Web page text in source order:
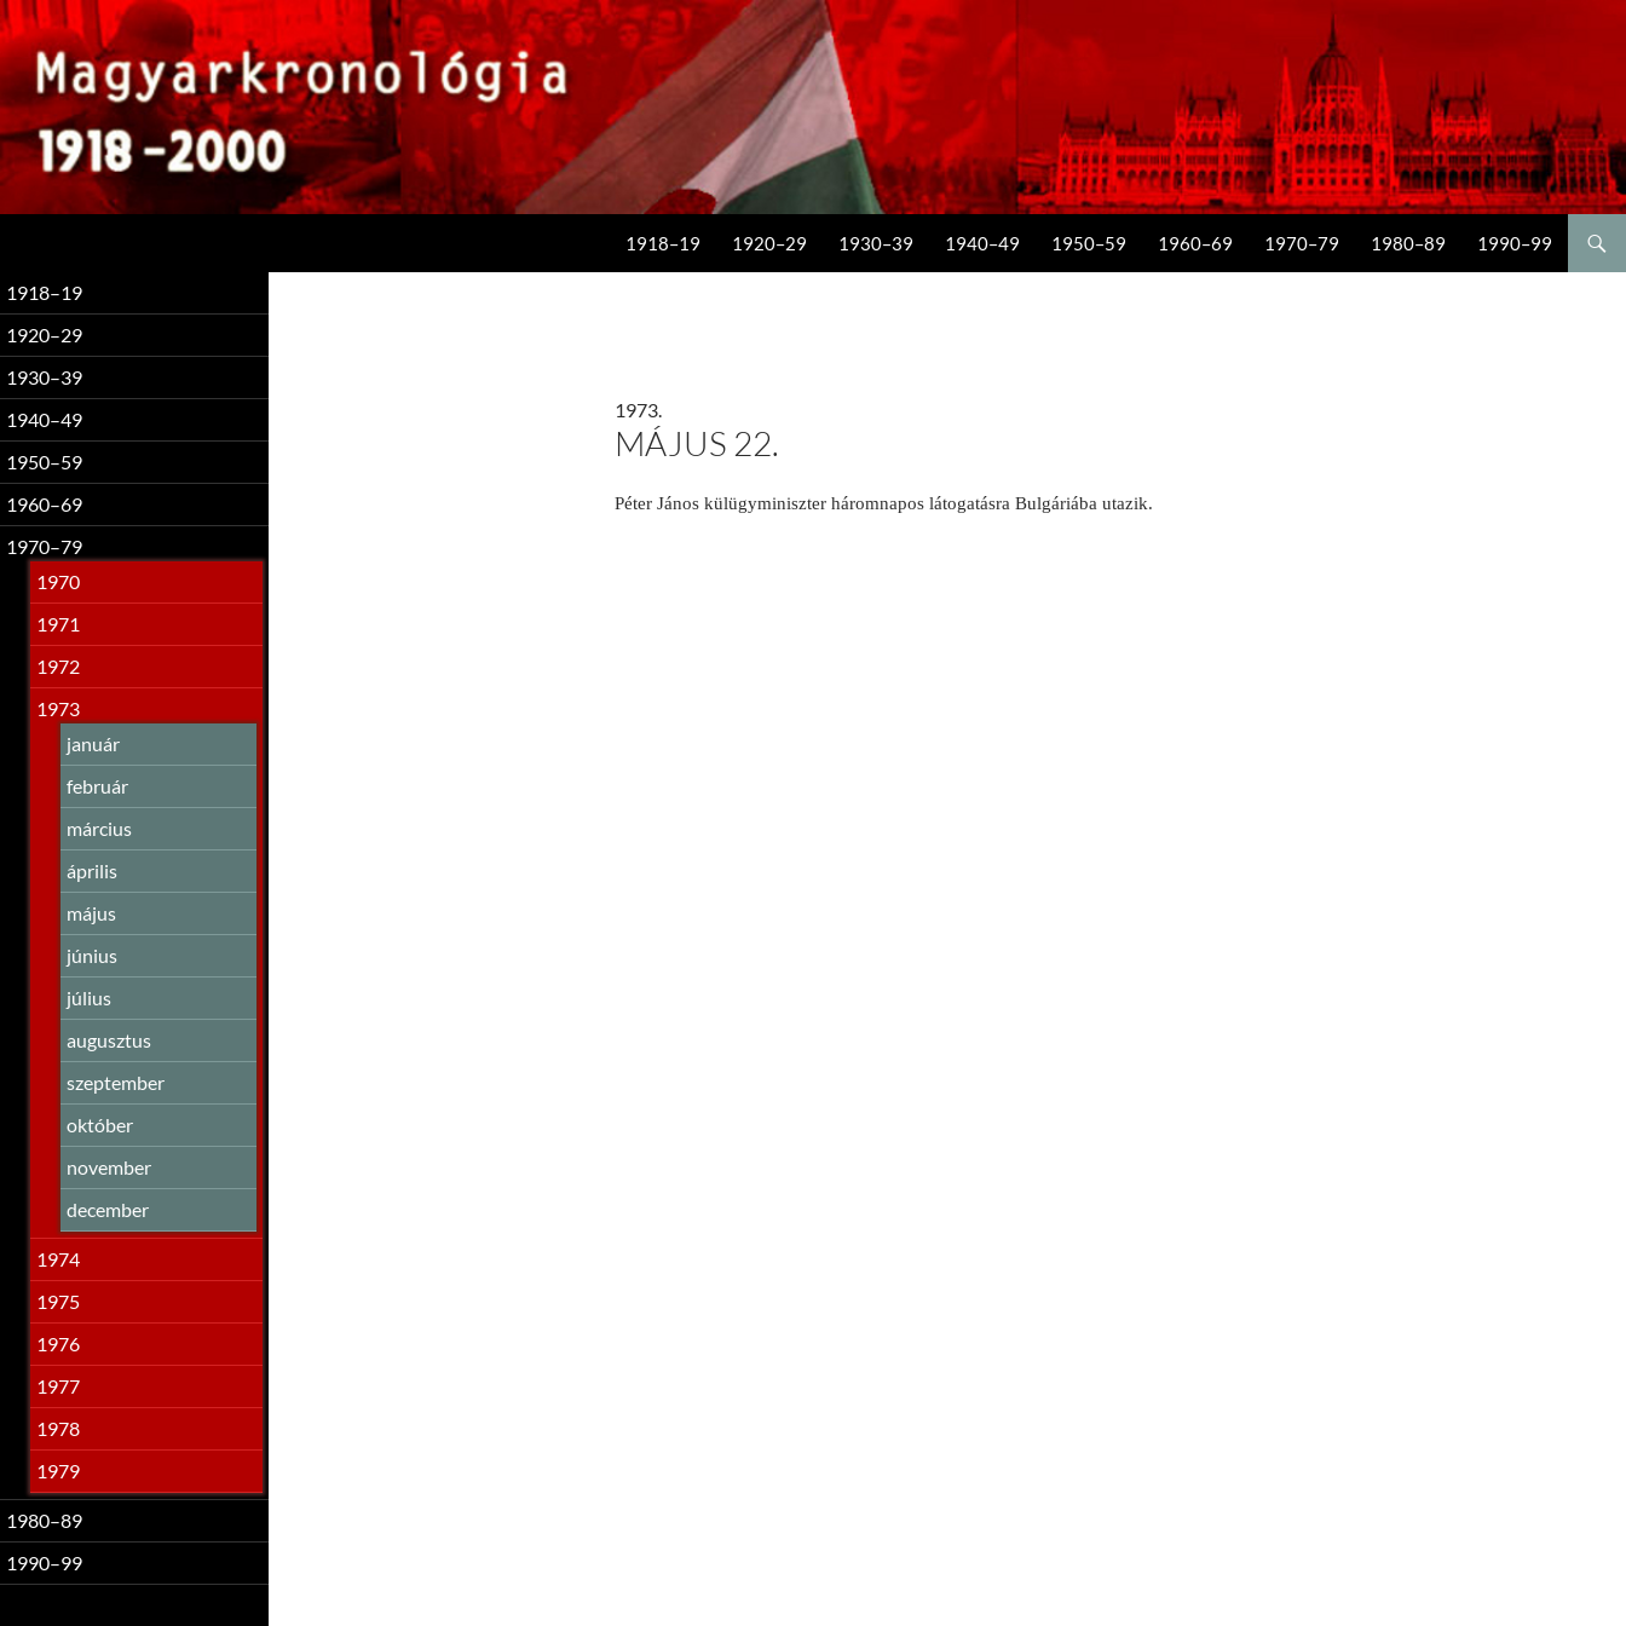
1918–19 1920–29 1930–39 1940–49 1950–59 1960–69 1970–79 1980–89 1990–99
1973.
MÁJUS 22.
Péter János külügyminiszter háromnapos látogatásra Bulgáriába utazik.
1918–19
1920–29
1930–39
1940–49
1950–59
1960–69
1970–79
1970
1971
1972
1973
január
február
március
április
május
június
július
augusztus
szeptember
október
november
december
1974
1975
1976
1977
1978
1979
1980–89
1990–99